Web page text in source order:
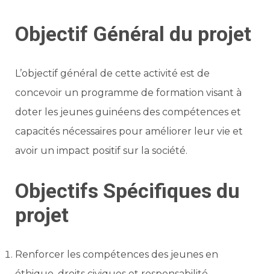
Objectif Général du projet
L’objectif général de cette activité est de
concevoir un programme de formation visant à
doter les jeunes guinéens des compétences et
capacités nécessaires pour améliorer leur vie et
avoir un impact positif sur la société.
Objectifs Spécifiques du
projet
Renforcer les compétences des jeunes en